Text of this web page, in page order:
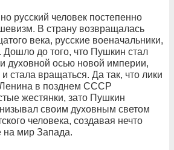
русский человек постепенно
В страну возвращалась
века, русские военачальники,
Дошло до того, что Пушкин стал
и духовной осью новой империи,
и стала вращаться. Да так, что лики
в позднем СССР
жестянки, зато Пушкин
своим духовным светом
человека, создавая нечто
на мир Запада.